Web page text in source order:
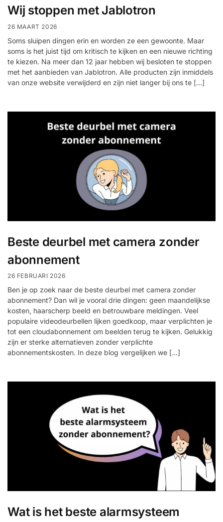
Wij stoppen met Jablotron
26 MAART 2026
Soms sluipen dingen erin en worden ze een gewoonte. Maar
soms is het juist tijd om kritisch te kijken en een nieuwe richting
te kiezen. Na meer dan 12 jaar hebben wij besloten te stoppen
met het aanbieden van Jablotron. Alle producten zijn inmiddels
van onze website verwijderd en zijn niet langer bij ons te […]
Beste deurbel met camera zonder
abonnement
26 FEBRUARI 2026
Ben je op zoek naar de beste deurbel met camera zonder
abonnement? Dan wil je vooral drie dingen: geen maandelijkse
kosten, haarscherp beeld en betrouwbare meldingen. Veel
populaire videodeurbellen lijken goedkoop, maar verplichten je
tot een cloudabonnement om beelden terug te kijken. Gelukkig
zijn er sterke alternatieven zonder verplichte
abonnementskosten. In deze blog vergelijken we […]
Wat is het beste alarmsysteem